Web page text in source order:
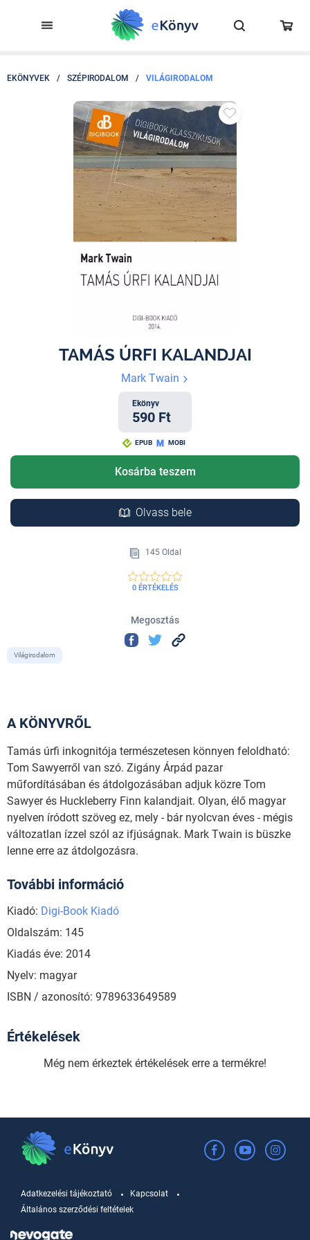
EKÖNYVEK / SZÉPIRODALOM / VILÁGIRODALOM
TAMÁS ÚRFI KALANDJAI
Mark Twain
Ekönyv
590 Ft
EPUB MOBI
Kosárba teszem
Olvass bele
145 Oldal
0 ÉRTÉKELÉS
Megosztás
Világirodalom
A KÖNYVRŐL
Tamás úrfi inkognitója természetesen könnyen feloldható:
Tom Sawyerről van szó. Zigány Árpád pazar
műfordításában és átdolgozásában adjuk közre Tom
Sawyer és Huckleberry Finn kalandjait. Olyan, élő magyar
nyelven íródott szöveg ez, mely - bár nyolcvan éves - mégis
változatlan ízzel szól az ifjúságnak. Mark Twain is büszke
lenne erre az átdolgozásra.
További információ
Kiadó: Digi-Book Kiadó
Oldalszám: 145
Kiadás éve: 2014
Nyelv: magyar
ISBN / azonosító: 9789633649589
Értékelések
Még nem érkeztek értékelések erre a termékre!
Adatkezelési tájékoztató
Kapcsolat
Általános szerződési feltételek